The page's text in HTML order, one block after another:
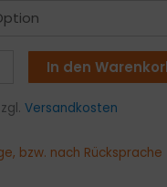
In den
Versandkosten
bzw. nach Rücksprache